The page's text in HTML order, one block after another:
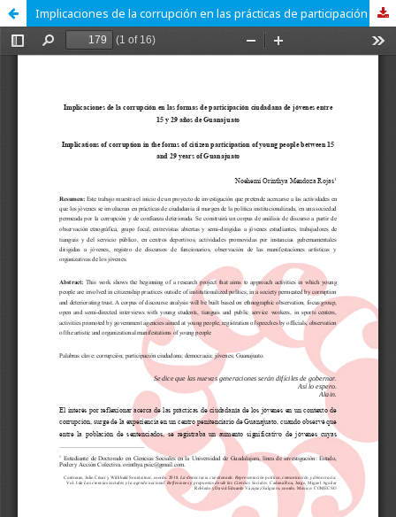
Implicaciones de la corrupción en las prácticas de participación ciudadana de jóvenes entre 15 y 29 años en Guanajuato